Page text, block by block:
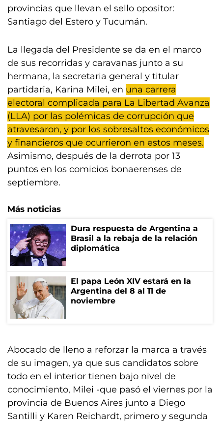
provincias que llevan el sello opositor:
Santiago del Estero y Tucumán.
La llegada del Presidente se da en el marco
de sus recorridas y caravanas junto a su
hermana, la secretaria general y titular
partidaria, Karina Milei, en una carrera
electoral complicada para La Libertad Avanza
(LLA) por las polémicas de corrupción que
atravesaron, y por los sobresaltos económicos
y financieros que ocurrieron en estos meses.
Asimismo, después de la derrota por 13
puntos en los comicios bonaerenses de
septiembre.
Más noticias
Dura respuesta de Argentina a
Brasil a la rebaja de la relación
diplomática
El papa León XIV estará en la
Argentina del 8 al 11 de
noviembre
Abocado de lleno a reforzar la marca a través
de su imagen, ya que sus candidatos sobre
todo en el interior tienen bajo nivel de
conocimiento, Milei -que pasó el viernes por la
provincia de Buenos Aires junto a Diego
Santilli y Karen Reichardt, primero y segunda